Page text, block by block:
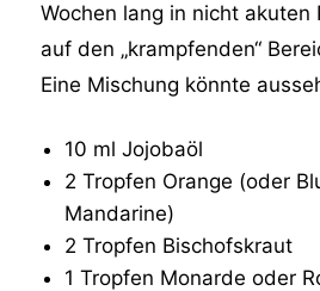
Wochen lang in nicht akuten
auf den „krampfenden“
Eine Mischung könnte
10 ml Jojobaöl
2 Tropfen Orange (oder
Mandarine)
2 Tropfen Bischofskraut
1 Tropfen Monarde oder